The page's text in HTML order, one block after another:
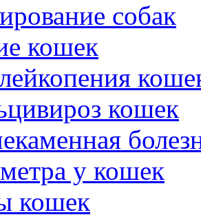
собак
кошек
кошек
у кошек
кошек